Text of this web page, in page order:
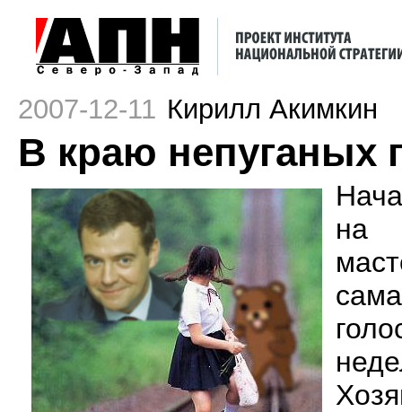
2007-12-11 Кирилл Акимкин
В краю непуганых
на